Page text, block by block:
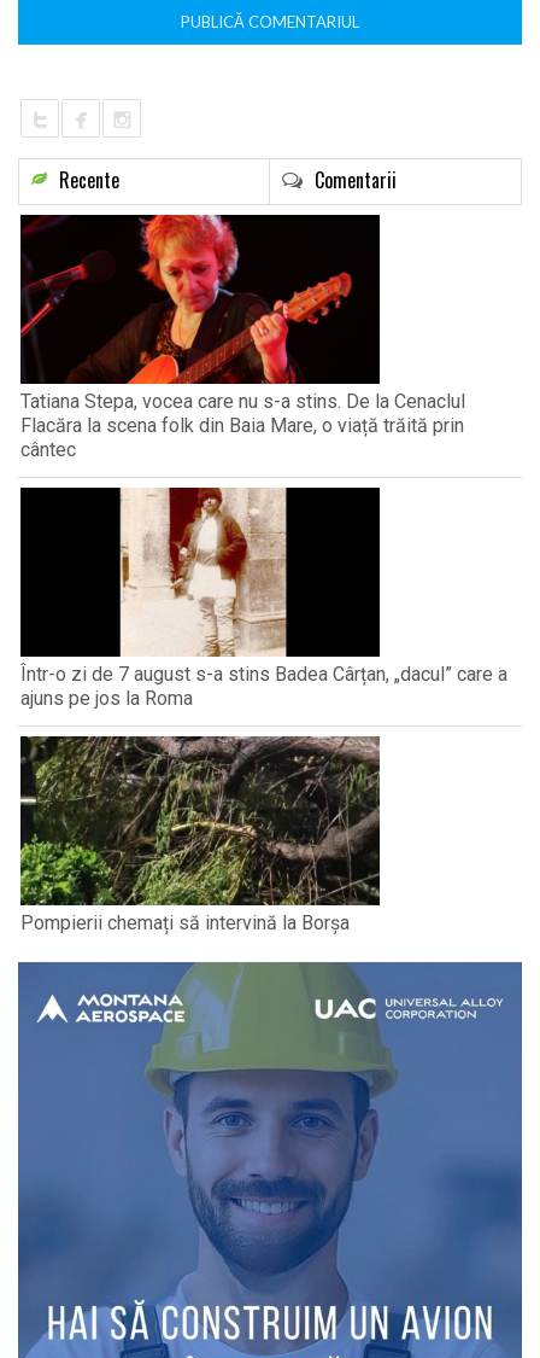
Recente Comentarii
Tatiana Stepa, vocea care nu s-a stins. De la Cenaclul
Flacăra la scena folk din Baia Mare, o viață trăită prin
cântec
Într-o zi de 7 august s-a stins Badea Cârțan, „dacul” care a
ajuns pe jos la Roma
Pompierii chemați să intervină la Borșa